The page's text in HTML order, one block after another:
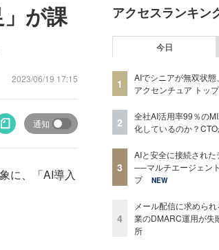
が課
2023/06/19 17:15
通知
に、「AI導入
アクセスランキン
今日
1
AIでシニアが無双状
アクセンチュア トッ
2
全社AI活用率99％の
化しているのか？
3
AIと安全に接続され
──マルチエージェン
プ
NEW
4
メール配信に求めら
業のDMARC運用が失
所